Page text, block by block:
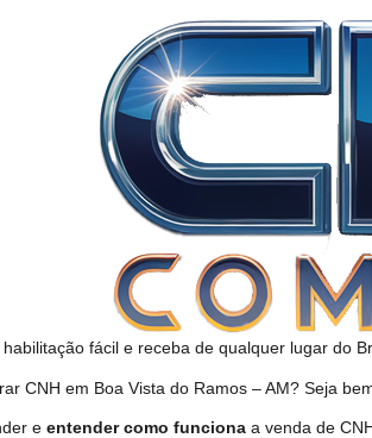
fácil e receba de qualquer lugar do
CNH em Boa Vista do Ramos – AM? Seja
e entender como funciona a venda de